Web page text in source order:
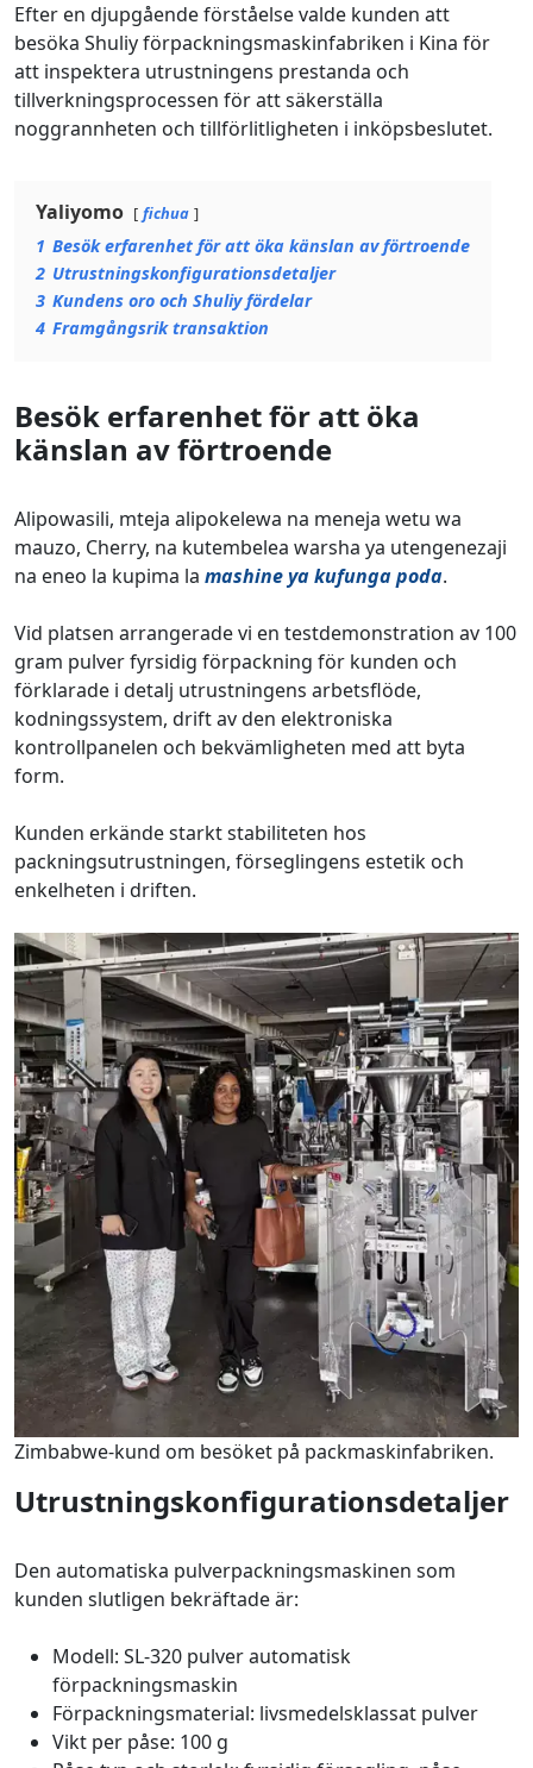
Efter en djupgående förståelse valde kunden att
besöka Shuliy förpackningsmaskinfabriken i Kina för
att inspektera utrustningens prestanda och
tillverkningsprocessen för att säkerställa
noggrannheten och tillförlitligheten i inköpsbeslutet.
Yaliyomo fichua
1 Besök erfarenhet för att öka känslan av förtroende
2 Utrustningskonfigurationsdetaljer
3 Kundens oro och Shuliy fördelar
4 Framgångsrik transaktion
Besök erfarenhet för att öka
känslan av förtroende
Alipowasili, mteja alipokelewa na meneja wetu wa
mauzo, Cherry, na kutembelea warsha ya utengenezaji
na eneo la kupima la mashine ya kufunga poda.
Vid platsen arrangerade vi en testdemonstration av 100
gram pulver fyrsidig förpackning för kunden och
förklarade i detalj utrustningens arbetsflöde,
kodningssystem, drift av den elektroniska
kontrollpanelen och bekvämligheten med att byta
form.
Kunden erkände starkt stabiliteten hos
packningsutrustningen, förseglingens estetik och
enkelheten i driften.
Zimbabwe-kund om besöket på packmaskinfabriken.
Utrustningskonfigurationsdetaljer
Den automatiska pulverpackningsmaskinen som
kunden slutligen bekräftade är:
Modell: SL-320 pulver automatisk
förpackningsmaskin
Förpackningsmaterial: livsmedelsklassat pulver
Vikt per påse: 100 g